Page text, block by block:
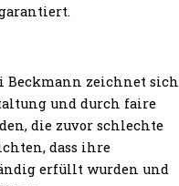
Beckmann zeichnet sich
und durch faire
die zuvor schlechte
dass ihre
erfüllt wurden und